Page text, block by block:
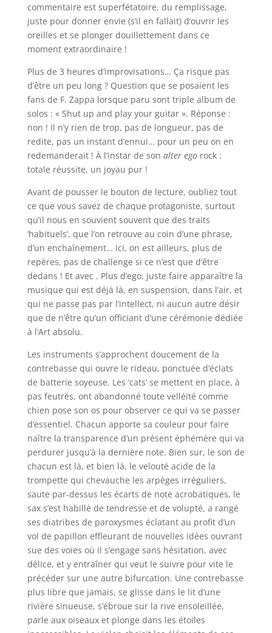
commentaire est superfétatoire, du remplissage,
juste pour donner envie (s’il en fallait) d’ouvrir les
oreilles et se plonger douillettement dans ce
moment extraordinaire !
Plus de 3 heures d’improvisations… Ça risque pas
d’être un peu long ? Question que se posaient les
fans de F. Zappa lorsque paru sont triple album de
solos : « Shut up and play your guitar ». Réponse :
non ! Il n’y rien de trop, pas de longueur, pas de
redite, pas un instant d’ennui… pour un peu on en
redemanderait ! À l’instar de son alter ego rock :
totale réussite, un joyau pur !
Avant de pousser le bouton de lecture, oubliez tout
ce que vous savez de chaque protagoniste, surtout
qu’il nous en souvient souvent que des traits
‘habituels’, que l’on retrouve au coin d’une phrase,
d’un enchaînement… Ici, on est ailleurs, plus de
repères, pas de challenge si ce n’est que d’être
dedans ! Et avec . Plus d’ego, juste faire apparaître la
musique qui est déjà là, en suspension, dans l’air, et
qui ne passe pas par l’intellect, ni aucun autre désir
que de n’être qu’un officiant d’une cérémonie dédiée
à l’Art absolu.
Les instruments s’approchent doucement de la
contrebasse qui ouvre le rideau, ponctuée d’éclats
de batterie soyeuse. Les ‘cats’ se mettent en place, à
pas feutrés, ont abandonné toute velléité comme
chien pose son os pour observer ce qui va se passer
d’essentiel. Chacun apporte sa couleur pour faire
naître la transparence d’un présent éphémère qui va
perdurer jusqu’à la dernière note. Bien sur, le son de
chacun est là, et bien là, le velouté acide de la
trompette qui chevauche les arpèges irréguliers,
saute par-dessus les écarts de note acrobatiques, le
sax s’est habillé de tendresse et de volupté, a rangé
ses diatribes de paroxysmes éclatant au profit d’un
vol de papillon effleurant de nouvelles idées ouvrant
sue des voies où il s’engage sans hésitation, avec
délice, et y entraîner qui veut le suivre pour vite le
précéder sur une autre bifurcation. Une contrebasse
plus libre que jamais, se glisse dans le lit d’une
rivière sinueuse, s’ébroue sur la rive ensoleillée,
parle aux oiseaux et plonge dans les étoiles